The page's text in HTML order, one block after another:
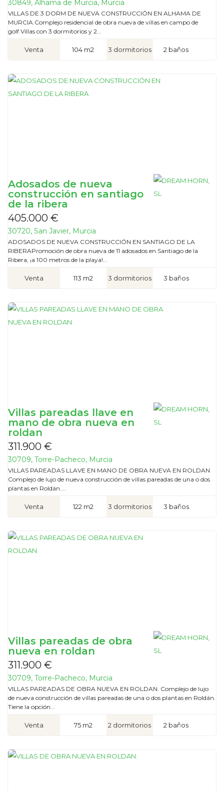
30849, Alhama de Murcia, Murcia
VILLAS DE 3 DORM DE NUEVA CONSTRUCCIÓN EN ALHAMA DE
MURCIA.Complejo residencial de obra nueva de villas en campo de
golf.Villas con 3 dormitorios y 2...
Venta 104 m2 3 dormitorios 2 baños
Adosados de nueva
construcción en santiago
de la ribera
405.000 €
30720, San Javier, Murcia
ADOSADOS DE NUEVA CONSTRUCCIÓN EN SANTIAGO DE LA
RIBERAPromoción de obra nueva de 11 adosados en Santiago de la
Ribera, ¡a 100 metros de la playa!...
Venta 113 m2 3 dormitorios 3 baños
Villas pareadas llave en
mano de obra nueva en
roldan
311.900 €
30709, Torre-Pacheco, Murcia
VILLAS PAREADAS LLAVE EN MANO DE OBRA NUEVA EN ROLDAN
Complejo de lujo de nueva construcción de villas pareadas de una o dos
plantas en Roldán....
Venta 122 m2 3 dormitorios 3 baños
Villas pareadas de obra
nueva en roldan
311.900 €
30709, Torre-Pacheco, Murcia
VILLAS PAREADAS DE OBRA NUEVA EN ROLDAN. Complejo de lujo
de nueva construcción de villas pareadas de una o dos plantas en Roldán.
Tiene la opción...
Venta 75 m2 2 dormitorios 2 baños